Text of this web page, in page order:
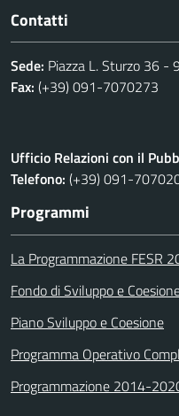
Contatti
Sede: Piazza L. Sturzo 36 -
Fax: (+39) 091-7070273
Ufficio Relazioni con il
Telefono: (+39) 091-
Programmi
La Programmazione FESR
Fondo di Sviluppo e
Piano Sviluppo e Coesione
Programma Operativo
Programmazione 2014-